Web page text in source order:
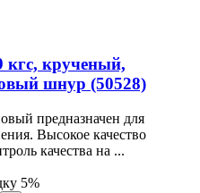
крученый,
шнур (50528)
предназначен для
Высокое качество
качества на ...
5%